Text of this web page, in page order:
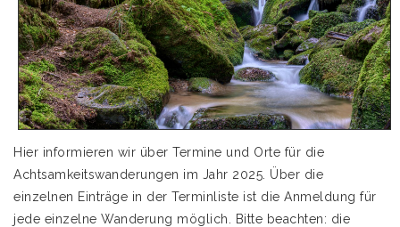
Hier informieren wir über Termine und Orte für die
Achtsamkeitswanderungen im Jahr 2025. Über die
einzelnen Einträge in der Terminliste ist die Anmeldung für
jede einzelne Wanderung möglich. Bitte beachten: die